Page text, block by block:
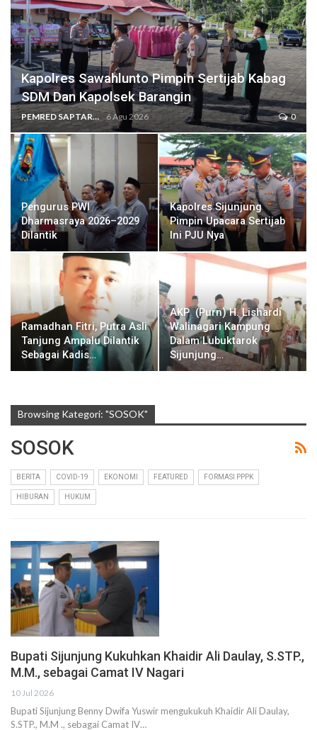
Kapolres Sawahlunto Pimpin Sertijab Kabag
SDM Dan Kapolsek Barangin
PEMRED SAPTARIUS 6 Agu 2026 0
Pengurus PWI
Dharmasraya 2026–2029
Dilantik
Kapolres Sijunjung
Pimpin Upacara Sertijab
Ini PJU Nya
Ramadhan Fitri, Putra Asli
Tanjung Ampalu Dilantik
Sebagai Kadis…
AKP (Purn) H. Lishardi
Walinagari Kampung
Dalam Lubuktarok
Sijunjung…
Browsing Kategori: "SOSOK"
SOSOK
BERITA COVID-19 EKONOMI FEATURED FORMASI PPPK
HIBURAN HUKUM
Bupati Sijunjung Kukuhkan Khaidir Ali Daulay, S.STP.,
M.M., sebagai Camat IV Nagari
10 Jul 2026
Bupati Sijunjung Benny Dwifa Yuswir mengukukuh Khaidir Ali Daulay,
S.STP., M.M ., sebagai Camat IV…